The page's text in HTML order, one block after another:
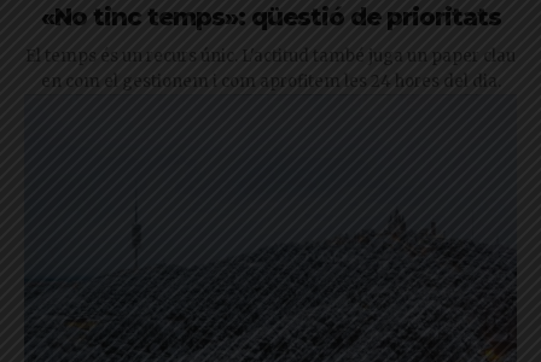
«No tinc temps»: qüestió de prioritats
El temps és un recurs únic. L'actitud també juga un paper clau
en com el gestionem i com aprofitem les 24 hores del dia.